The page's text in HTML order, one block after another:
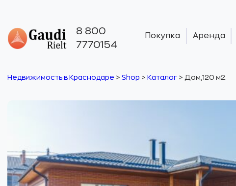
8 800
7770154
Покупка Аренда
Недвижимость в Краснодаре > Shop > Каталог > Дом,120 м2.